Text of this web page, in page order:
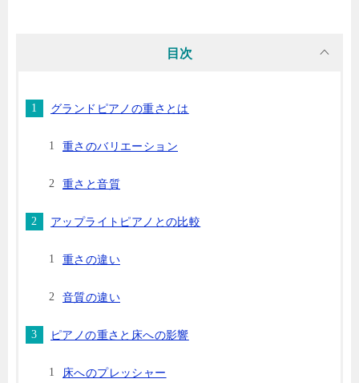
目次
グランドピアノの重さとは
重さのバリエーション
重さと音質
アップライトピアノとの比較
重さの違い
音質の違い
ピアノの重さと床への影響
床へのプレッシャー